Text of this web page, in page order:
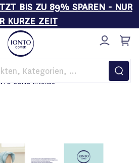
BIS ZU 89% SPAREN - NUR
KURZE ZEIT
Direkt
zum
Inhalt
Werbematerial
SONO Intense